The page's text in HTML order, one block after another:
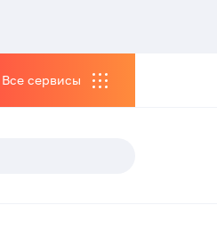
Все сервисы